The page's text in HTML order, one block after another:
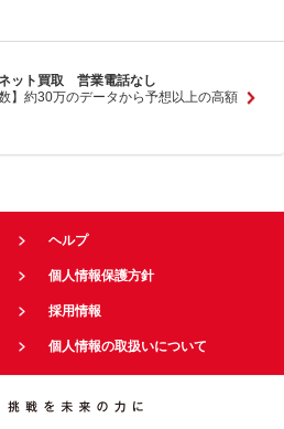
ット買取 営業電話なし
】約30万のデータから予想以上の高額
ヘルプ
個人情報保護方針
採用情報
個人情報の取扱いについて